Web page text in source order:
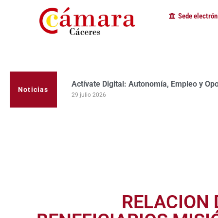
Sede
Noticias
Actívate Digital: Autonomía, Empleo y
29 julio 2026
La Cámara de Comercio de Cáceres
programa Apoyo al Tutor en la provincia
RELACION